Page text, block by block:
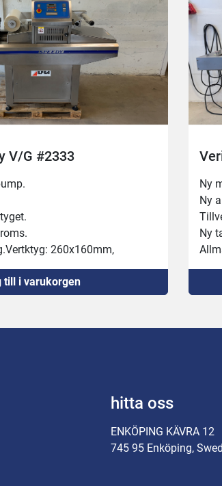
V/G #2333
260x160mm,
till i varukorgen
Ny
Ny
Ny
hitta oss
ENKÖPING KÄVRA 12
745 95 Enköping,